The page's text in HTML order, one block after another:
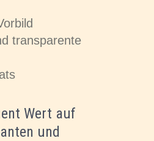
transparente
Wert auf
und